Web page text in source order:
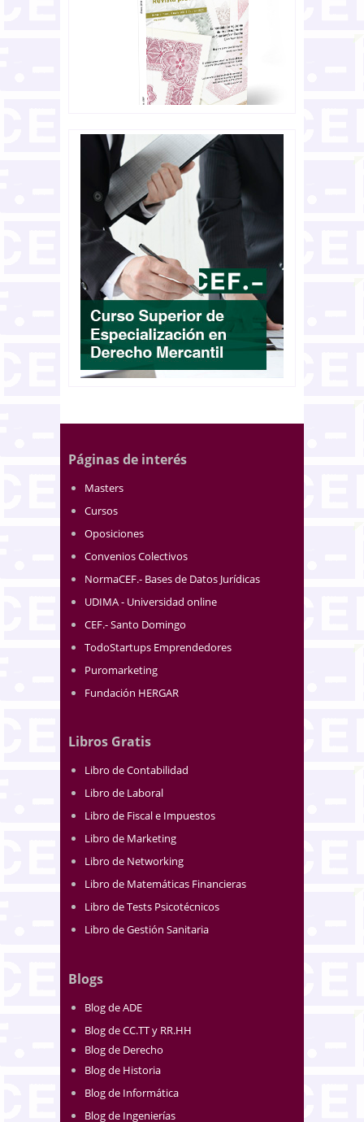
Páginas de interés
Masters
Cursos
Oposiciones
Convenios Colectivos
NormaCEF.- Bases de Datos Jurídicas
UDIMA - Universidad online
CEF.- Santo Domingo
TodoStartups Emprendedores
Puromarketing
Fundación HERGAR
Libros Gratis
Libro de Contabilidad
Libro de Laboral
Libro de Fiscal e Impuestos
Libro de Marketing
Libro de Networking
Libro de Matemáticas Financieras
Libro de Tests Psicotécnicos
Libro de Gestión Sanitaria
Blogs
Blog de ADE
Blog de CC.TT y RR.HH
Blog de Derecho
Blog de Historia
Blog de Informática
Blog de Ingenierías